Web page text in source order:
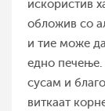
искористив
обложив со
и тие може
едно печење.
сусам и
виткаат